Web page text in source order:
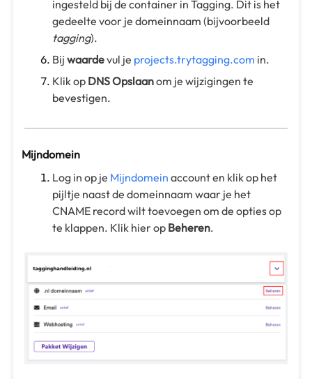
ingesteld bij de container in Tagging. Dit is het
gedeelte voor je domeinnaam (bijvoorbeeld
tagging).
Bij waardevul je projects.trytagging.com in.
Klik op DNS Opslaanom je wijzigingen te
bevestigen.
Mijndomein
Log in op je Mijndomein account en klik op het
pijltje naast de domeinnaam waar je het
CNAME record wilt toevoegen om de opties op
te klappen. Klik hier op Beheren.